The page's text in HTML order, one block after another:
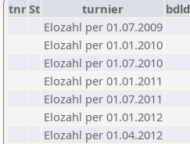
tnrSt turnier bdld
Elozahl per 01.07.2009
Elozahl per 01.01.2010
Elozahl per 01.07.2010
Elozahl per 01.01.2011
Elozahl per 01.07.2011
Elozahl per 01.01.2012
Elozahl per 01.04.2012